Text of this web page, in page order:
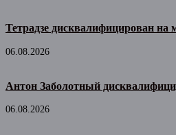
Тетрадзе дисквалифицирован
06.08.2026
Антон Заболотный
06.08.2026